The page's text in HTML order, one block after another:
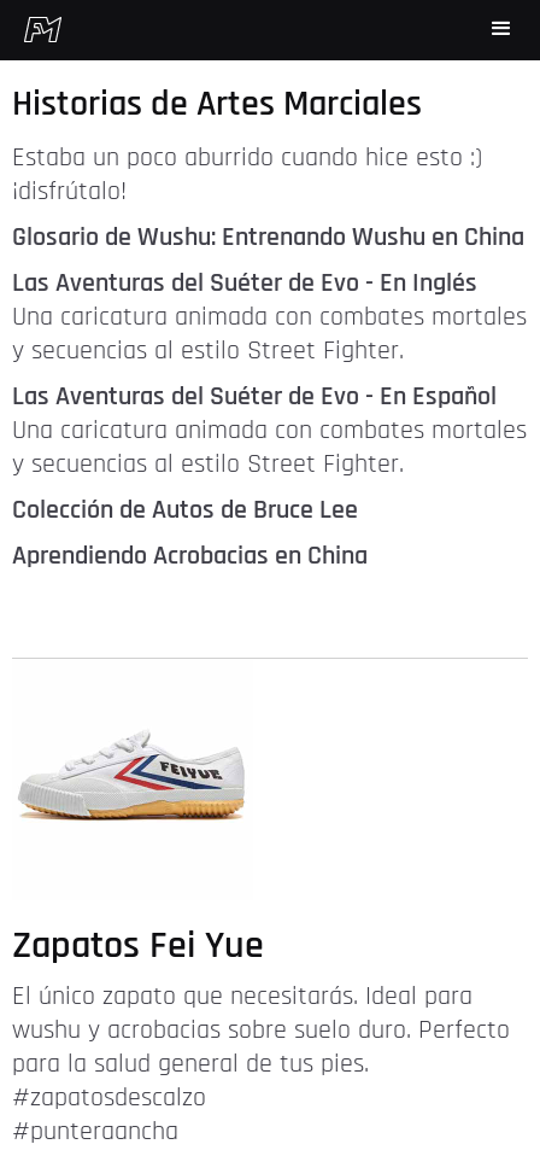
Historias de Artes Marciales
Estaba un poco aburrido cuando hice esto :)
¡disfrútalo!
Glosario de Wushu: Entrenando Wushu en China
Las Aventuras del Suéter de Evo - En Inglés
Una caricatura animada con combates mortales
y secuencias al estilo Street Fighter.
Las Aventuras del Suéter de Evo - En Español
Una caricatura animada con combates mortales
y secuencias al estilo Street Fighter.
Colección de Autos de Bruce Lee
Aprendiendo Acrobacias en China
Zapatos Fei Yue
El único zapato que necesitarás. Ideal para
wushu y acrobacias sobre suelo duro. Perfecto
para la salud general de tus pies.
#zapatosdescalzo
#punteraancha